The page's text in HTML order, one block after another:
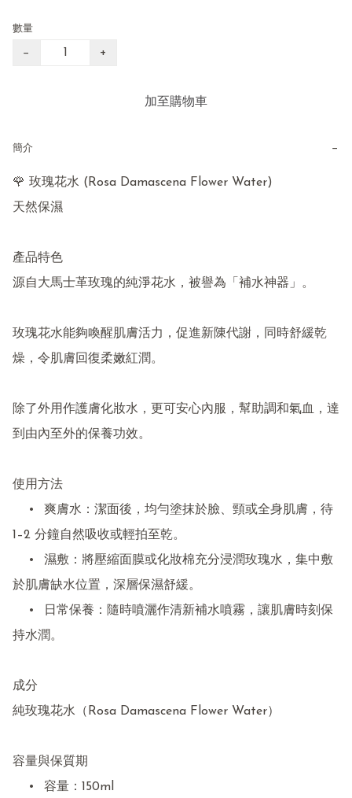
數量
− +
加至購物車
簡介 −
🌹 玫瑰花水 (Rosa Damascena Flower Water)
天然保濕
產品特色
源自大馬士革玫瑰的純淨花水，被譽為「補水神器」。
玫瑰花水能夠喚醒肌膚活力，促進新陳代謝，同時舒緩乾
燥，令肌膚回復柔嫩紅潤。
除了外用作護膚化妝水，更可安心內服，幫助調和氣血，達
到由內至外的保養功效。
使用方法
1–2 分鐘自然吸收或輕拍至乾。
於肌膚缺水位置，深層保濕舒緩。
持水潤。
成分
純玫瑰花水（Rosa Damascena Flower Water）
容量與保質期